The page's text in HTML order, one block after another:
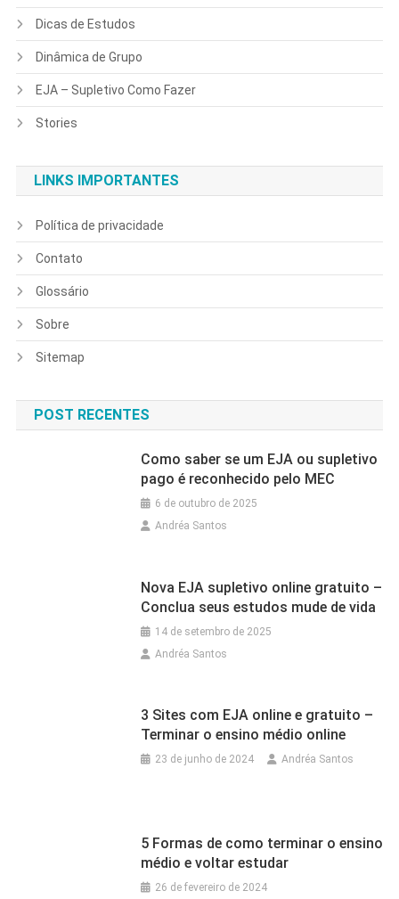
Dicas de Estudos
Dinâmica de Grupo
EJA – Supletivo Como Fazer
Stories
LINKS IMPORTANTES
Política de privacidade
Contato
Glossário
Sobre
Sitemap
POST RECENTES
Como saber se um EJA ou supletivo
pago é reconhecido pelo MEC
6 de outubro de 2025
Andréa Santos
Nova EJA supletivo online gratuito –
Conclua seus estudos mude de vida
14 de setembro de 2025
Andréa Santos
3 Sites com EJA online e gratuito –
Terminar o ensino médio online
23 de junho de 2024 Andréa Santos
5 Formas de como terminar o ensino
médio e voltar estudar
26 de fevereiro de 2024